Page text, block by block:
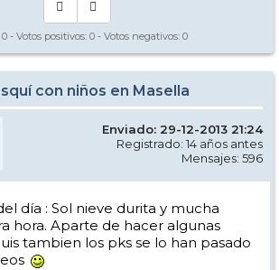
0 - Votos positivos: 0 - Votos negativos: 0
con niños en Masella
Enviado: 29-12-2013 21:24
Registrado: 14 años antes
Mensajes: 596
día : Sol nieve durita y mucha
hora. Aparte de hacer algunas
tambien los pks se lo han pasado